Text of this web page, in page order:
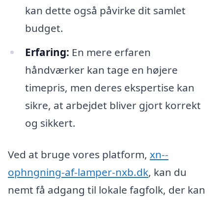
kan dette også påvirke dit samlet
budget.
Erfaring: En mere erfaren
håndværker kan tage en højere
timepris, men deres ekspertise kan
sikre, at arbejdet bliver gjort korrekt
og sikkert.
Ved at bruge vores platform, xn--
ophngning-af-lamper-nxb.dk, kan du
nemt få adgang til lokale fagfolk, der kan